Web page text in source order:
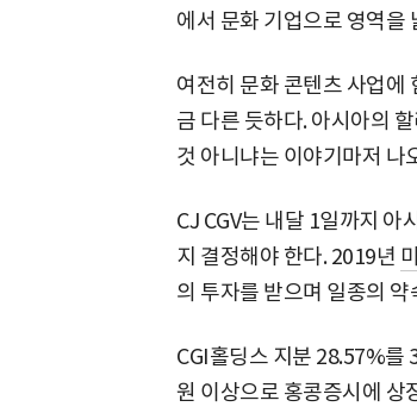
에서 문화 기업으로 영역을
여전히 문화 콘텐츠 사업에
금 다른 듯하다. 아시아의
것 아니냐는 이야기마저 나
CJ CGV는 내달 1일까지 아
지 결정해야 한다. 2019년
의 투자를 받으며 일종의
CGI홀딩스 지분 28.57%를
원 이상으로 홍콩증시에 상